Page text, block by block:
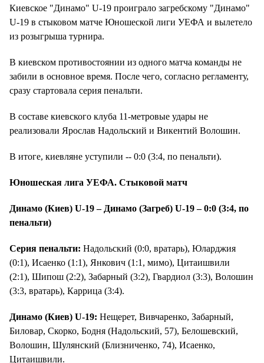
Киевское "Динамо" U-19 проиграло загребскому "Динамо"
U-19 в стыковом матче Юношеской лиги УЕФА и вылетело
из розыгрыша турнира.
В киевском противостоянии из одного матча команды не
забили в основное время. После чего, согласно регламенту,
сразу стартовала серия пенальти.
В составе киевского клуба 11-метровые удары не
реализовали Ярослав Надольский и Викентий Волошин.
В итоге, киевляне уступили -- 0:0 (3:4, по пенальти).
Юношеская лига УЕФА. Стыковой матч
Динамо (Киев) U-19 – Динамо (Загреб) U-19 – 0:0 (3:4, по
пенальти)
Серия пенальти: Надольский (0:0, вратарь), Юларджия
(0:1), Исаенко (1:1), Янкович (1:1, мимо), Цитаишвили
(2:1), Шипош (2:2), Забарный (3:2), Гвардиол (3:3), Волошин
(3:3, вратарь), Каррица (3:4).
Динамо (Киев) U-19: Нещерет, Вивчаренко, Забарный,
Биловар, Скорко, Бодня (Надольский, 57), Белошевский,
Волошин, Шулянский (Близниченко, 74), Исаенко,
Цитаишвили.